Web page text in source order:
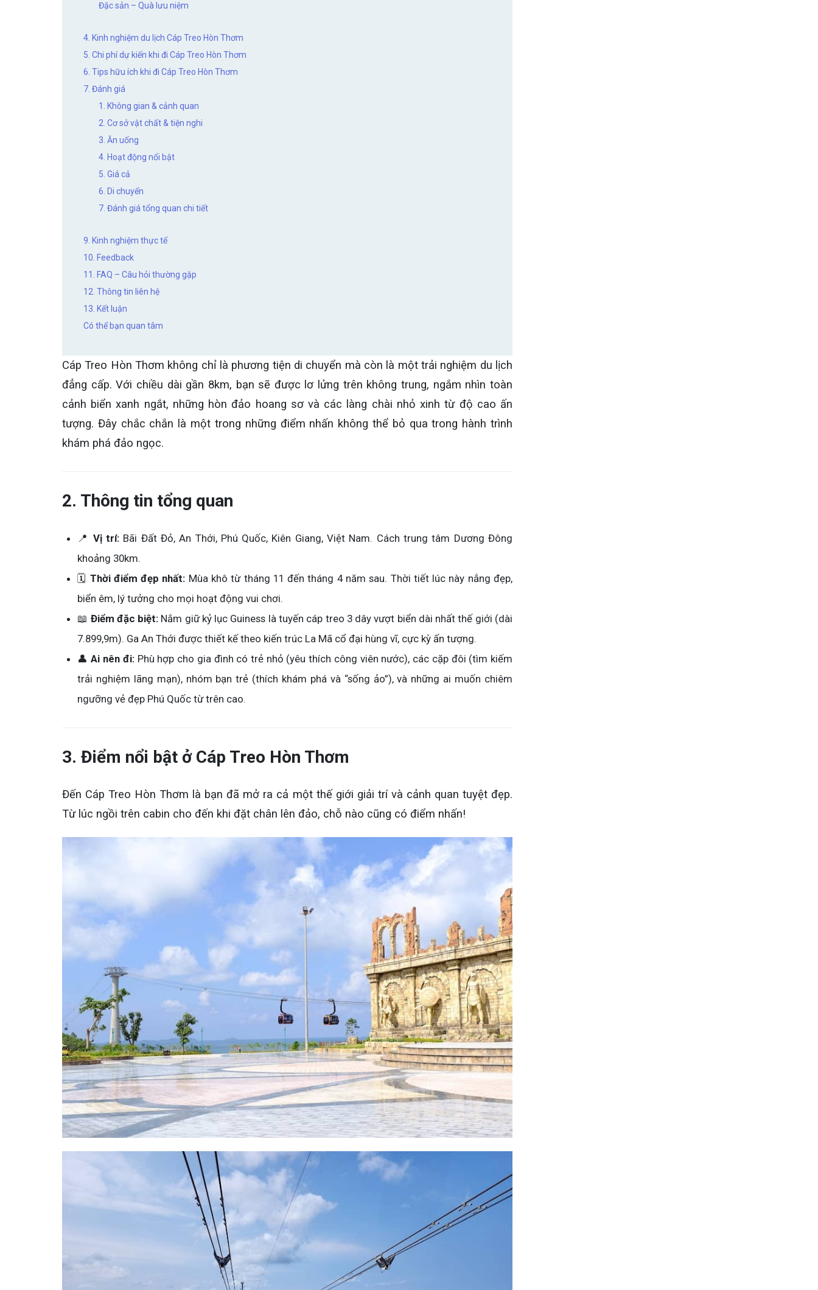
Đặc sản – Quà lưu niệm
4. Kinh nghiệm du lịch Cáp Treo Hòn Thơm
5. Chi phí dự kiến khi đi Cáp Treo Hòn Thơm
6. Tips hữu ích khi đi Cáp Treo Hòn Thơm
7. Đánh giá
1. Không gian & cảnh quan
2. Cơ sở vật chất & tiện nghi
3. Ăn uống
4. Hoạt động nổi bật
5. Giá cả
6. Di chuyển
7. Đánh giá tổng quan chi tiết
9. Kinh nghiệm thực tế
10. Feedback
11. FAQ – Câu hỏi thường gặp
12. Thông tin liên hệ
13. Kết luận
Có thể bạn quan tâm
Cáp Treo Hòn Thơm không chỉ là phương tiện di chuyển mà còn là một trải nghiệm du lịch
đẳng cấp. Với chiều dài gần 8km, bạn sẽ được lơ lửng trên không trung, ngắm nhìn toàn
cảnh biển xanh ngắt, những hòn đảo hoang sơ và các làng chài nhỏ xinh từ độ cao ấn
tượng. Đây chắc chắn là một trong những điểm nhấn không thể bỏ qua trong hành trình
khám phá đảo ngọc.
2. Thông tin tổng quan
📍 Vị trí:Bãi Đất Đỏ, An Thới, Phú Quốc, Kiên Giang, Việt Nam. Cách trung tâm Dương Đông
khoảng 30km.
🗓️ Thời điểm đẹp nhất: Mùa khô từ tháng 11 đến tháng 4 năm sau. Thời tiết lúc này nắng đẹp,
biển êm, lý tưởng cho mọi hoạt động vui chơi.
📖 Điểm đặc biệt: Nắm giữ kỷ lục Guiness là tuyến cáp treo 3 dây vượt biển dài nhất thế giới (dài
7.899,9m). Ga An Thới được thiết kế theo kiến trúc La Mã cổ đại hùng vĩ, cực kỳ ấn tượng.
👤Ai nên đi:Phù hợp cho gia đình có trẻ nhỏ (yêu thích công viên nước), các cặp đôi (tìm kiếm
trải nghiệm lãng mạn), nhóm bạn trẻ (thích khám phá và “sống ảo”), và những ai muốn chiêm
ngưỡng vẻ đẹp Phú Quốc từ trên cao.
3. Điểm nổi bật ở Cáp Treo Hòn Thơm
Đến Cáp Treo Hòn Thơm là bạn đã mở ra cả một thế giới giải trí và cảnh quan tuyệt đẹp.
Từ lúc ngồi trên cabin cho đến khi đặt chân lên đảo, chỗ nào cũng có điểm nhấn!